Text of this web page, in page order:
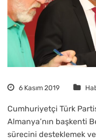
6 Kasım 2019
Cumhuriyetçi Türk
Almanya’nın başkenti
sürecini desteklemek